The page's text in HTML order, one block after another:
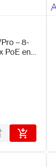
– 8-
PoE en